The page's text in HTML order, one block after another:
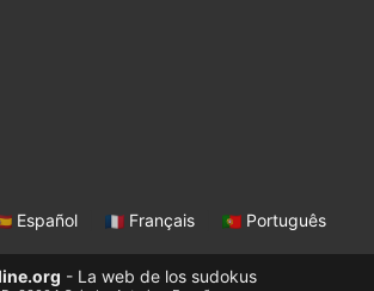
Español Français Português
- La web de los sudokus